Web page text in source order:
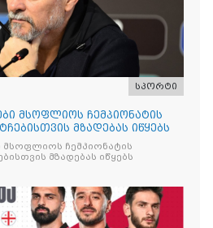
სპორტი
მსოფლიოს ჩემპიონატის
მზადებას იწყებს
ჩემპიონატის
მზადებას იწყებს